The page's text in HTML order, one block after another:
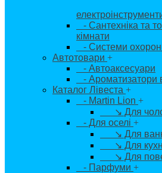
- Сантехніка та
кімнати
- Системи
Автотовари +
- Автоаксесуари
- Ароматизатори
Каталог Лівеста +
- Martin Lion +
↘ Для
- Для оселі +
↘ Для
↘ Для
↘ Для
- Парфуми +